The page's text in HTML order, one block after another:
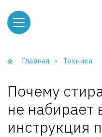
Главная Техника
Почему
не набирает
инструкция
и тумбы